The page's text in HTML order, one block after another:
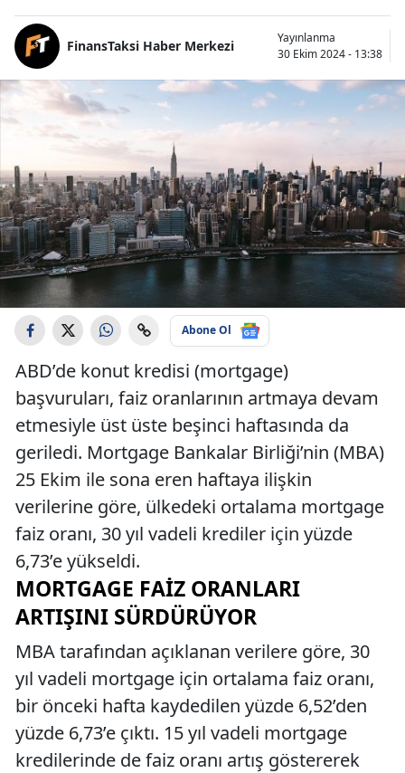
FinansTaksi Haber Merkezi
Yayınlanma
30 Ekim 2024 - 13:38
Abone Ol
ABD’de konut kredisi (mortgage)
başvuruları, faiz oranlarının artmaya devam
etmesiyle üst üste beşinci haftasında da
geriledi. Mortgage Bankalar Birliği’nin (MBA)
25 Ekim ile sona eren haftaya ilişkin
verilerine göre, ülkedeki ortalama mortgage
faiz oranı, 30 yıl vadeli krediler için yüzde
6,73’e yükseldi.
MORTGAGE FAIZ ORANLARI
ARTIŞINI SÜRDÜRÜYOR
MBA tarafından açıklanan verilere göre, 30
yıl vadeli mortgage için ortalama faiz oranı,
bir önceki hafta kaydedilen yüzde 6,52’den
yüzde 6,73’e çıktı. 15 yıl vadeli mortgage
kredilerinde de faiz oranı artış göstererek